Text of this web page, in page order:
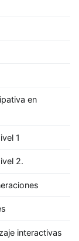
en
1
2.
interactivas